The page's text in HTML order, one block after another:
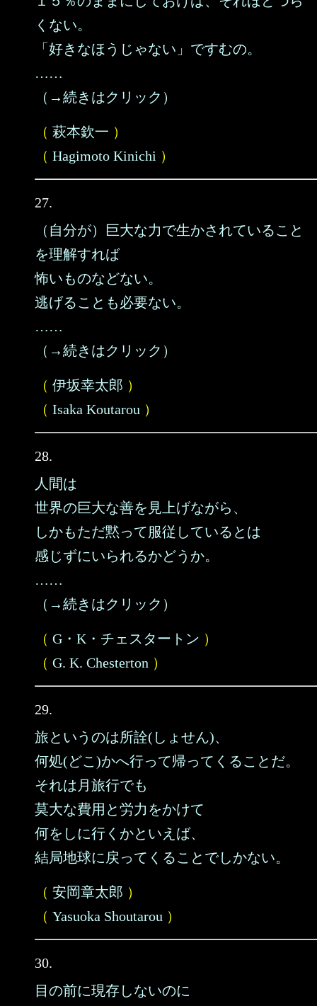
くない。
「好きなほうじゃない」ですむの。
……
（→続きはクリック）
（ 萩本欽一 ）
（ Hagimoto Kinichi ）
27.
（自分が）巨大な力で生かされていること
を理解すれば
怖いものなどない。
逃げることも必要ない。
……
（→続きはクリック）
（ 伊坂幸太郎 ）
（ Isaka Koutarou ）
28.
人間は
世界の巨大な善を見上げながら、
しかもただ黙って服従しているとは
感じずにいられるかどうか。
……
（→続きはクリック）
（ G・K・チェスタートン ）
（ G. K. Chesterton ）
29.
旅というのは所詮(しょせん)、
何処(どこ)かへ行って帰ってくることだ。
それは月旅行でも
莫大な費用と労力をかけて
何をしに行くかといえば、
結局地球に戻ってくることでしかない。
（ 安岡章太郎 ）
（ Yasuoka Shoutarou ）
30.
目の前に現存しないのに